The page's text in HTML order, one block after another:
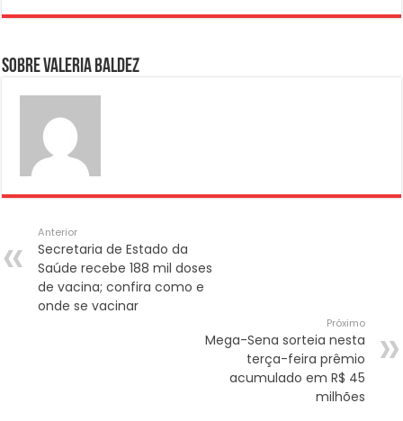
Sobre Valeria Baldez
Anterior
Secretaria de Estado da
Saúde recebe 188 mil doses
de vacina; confira como e
onde se vacinar
Próximo
Mega-Sena sorteia nesta
terça-feira prêmio
acumulado em R$ 45
milhões